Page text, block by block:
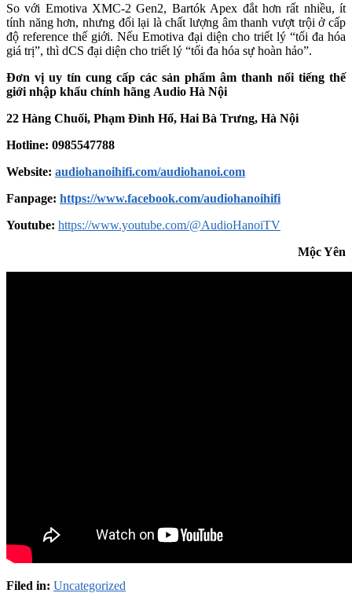
So với Emotiva XMC-2 Gen2, Bartók Apex đắt hơn rất nhiều, ít
tính năng hơn, nhưng đổi lại là chất lượng âm thanh vượt trội ở cấp
độ reference thế giới. Nếu Emotiva đại diện cho triết lý “tối đa hóa
giá trị”, thì dCS đại diện cho triết lý “tối đa hóa sự hoàn hảo”.
Đơn vị uy tín cung cấp các sản phẩm âm thanh nổi tiếng thế
giới nhập khẩu chính hãng Audio Hà Nội
22 Hàng Chuối, Phạm Đình Hổ, Hai Bà Trưng, Hà Nội
Hotline: 0985547788
Website: audiohanoihifi.com/audiohanoi.com
Fanpage: https://www.facebook.com/audiohanoihifi
Youtube: https://www.youtube.com/@AudioHanoiTV
Mộc Yên
Filed in: Uncategorized